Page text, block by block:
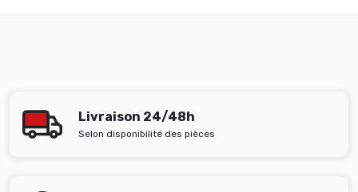
Livraison 24/48h
Selon disponibilité des pièces